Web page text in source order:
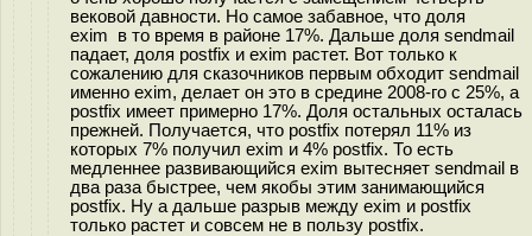
вековой давности. Но самое забавное, что доля
exim в то время в районе 17%. Дальше доля sendmail
падает, доля postfix и exim растет. Вот только к
сожалению для сказочников первым обходит sendmail
именно exim, делает он это в средине 2008-го с 25%, а
postfix имеет примерно 17%. Доля остальных осталась
прежней. Получается, что postfix потерял 11% из
которых 7% получил exim и 4% postfix. То есть
медленнее развивающийся exim вытесняет sendmail в
два раза быстрее, чем якобы этим занимающийся
postfix. Ну а дальше разрыв между exim и postfix
только растет и совсем не в пользу postfix.